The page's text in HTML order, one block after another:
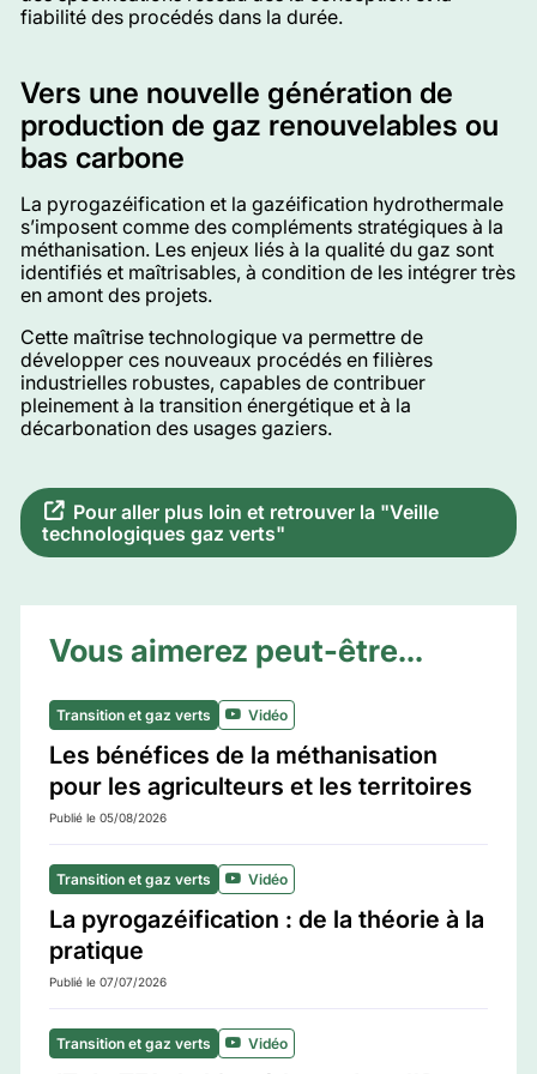
fiabilité des procédés dans la durée.
Vers une nouvelle génération de
production de gaz renouvelables ou
bas carbone
La pyrogazéification et la gazéification hydrothermale
s’imposent comme des compléments stratégiques à la
méthanisation. Les enjeux liés à la qualité du gaz sont
identifiés et maîtrisables, à condition de les intégrer très
en amont des projets.
Cette maîtrise technologique va permettre de
développer ces nouveaux procédés en filières
industrielles robustes, capables de contribuer
pleinement à la transition énergétique et à la
décarbonation des usages gaziers.
Pour aller plus loin et retrouver la "Veille
technologiques gaz verts"
Vous aimerez peut-être...
Transition et gaz verts Vidéo
Les bénéfices de la méthanisation
pour les agriculteurs et les territoires
Publié le 05/08/2026
Transition et gaz verts Vidéo
La pyrogazéification : de la théorie à la
pratique
Publié le 07/07/2026
Transition et gaz verts Vidéo